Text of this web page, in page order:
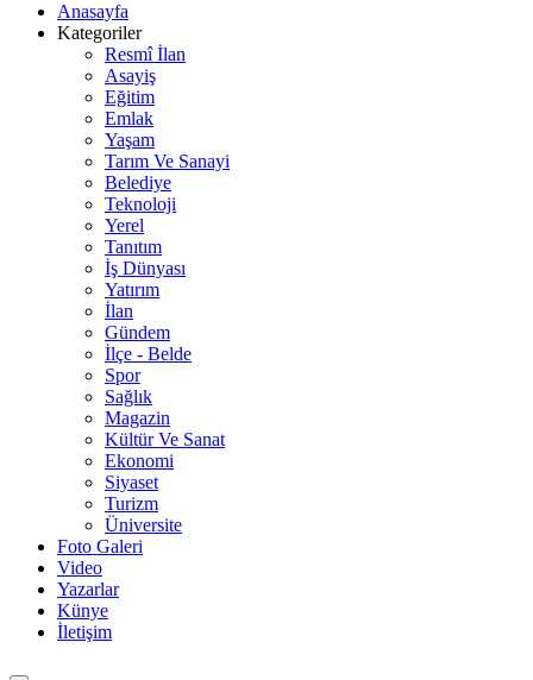
Anasayfa
Kategoriler
Resmî İlan
Asayiş
Eğitim
Emlak
Yaşam
Tarım Ve Sanayi
Belediye
Teknoloji
Yerel
Tanıtım
İş Dünyası
Yatırım
İlan
Gündem
İlçe - Belde
Spor
Sağlık
Magazin
Kültür Ve Sanat
Ekonomi
Siyaset
Turizm
Üniversite
Foto Galeri
Video
Yazarlar
Künye
İletişim